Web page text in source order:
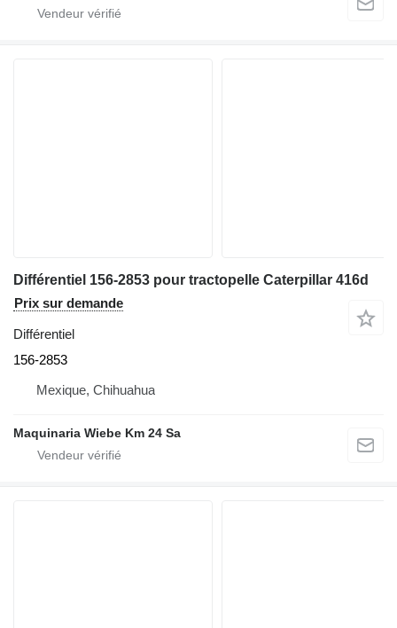
Différentiel 156-2853 pour tractopelle Caterpillar 416d
Prix sur demande
Différentiel
156-2853
Mexique, Chihuahua
Maquinaria Wiebe Km 24 Sa